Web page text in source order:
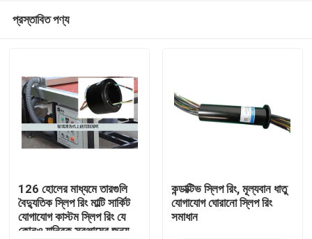
প্রস্তাবিত পণ্য
126 হোলের মাধ্যমে তারগুলি
বৈদ্যুতিক স্লিপ রিং মাল্টি সার্কিট
যোগাযোগ কাস্টম স্লিপ রিং যে
কোনও যান্ত্রিক সরঞ্জামের জন্য
কন্ডাক্টিভ স্লিপ রিং, মূল্যবান ধাতু
যোগাযোগ ঘোরানো স্লিপ রিং
সমাধান